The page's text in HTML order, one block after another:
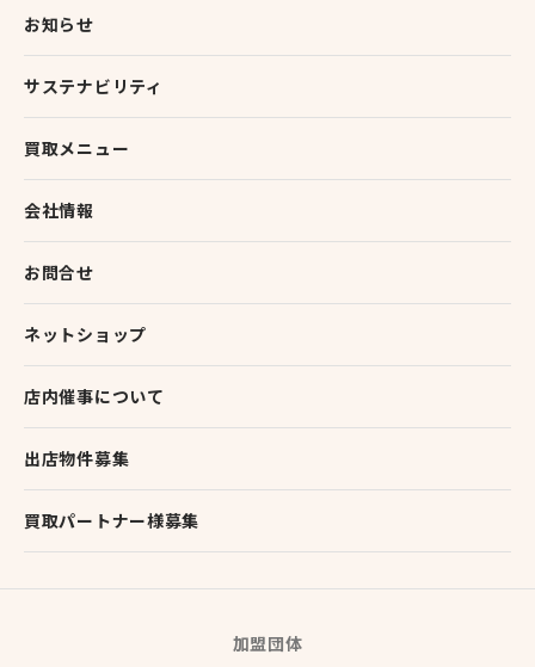
お知らせ
サステナビリティ
買取メニュー
会社情報
お問合せ
ネットショップ
店内催事について
出店物件募集
買取パートナー様募集
加盟団体